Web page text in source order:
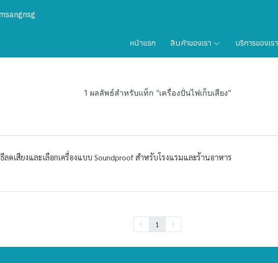
หน้าแรก สินค้าของเรา บริการของเรา
1 ผลลัพธ์สำหรับแท็ก "เครื่องปั่นไฟเก็บเสียง"
ลดเสียงและเลือกเครื่องแบบ Soundproof สำหรับโรงแรมและร้านอาหาร
1